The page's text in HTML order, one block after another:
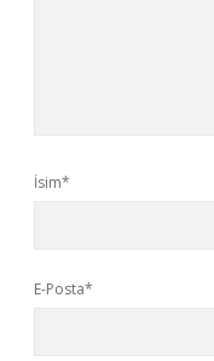
İsim*
E-Posta*